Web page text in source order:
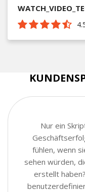
Nur ein
fühlen, wenn
sehen würden,
erstellt